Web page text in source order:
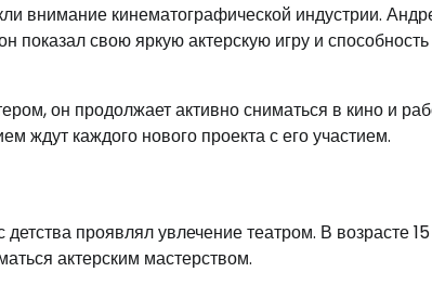
внимание кинематографической индустрии.
показал свою яркую актерскую игру и способность
он продолжает активно сниматься в кино и
ждут каждого нового проекта с его участием.
проявлял увлечение театром. В возрасте
актерским мастерством.